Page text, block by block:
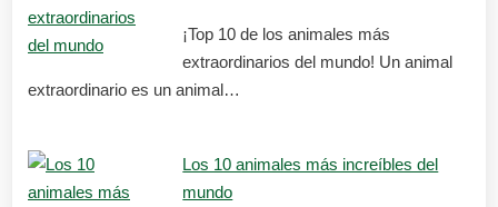
¡Top 10 de los animales más
extraordinarios del mundo! Un animal
extraordinario es un animal…
Los 10 animales más increíbles del
mundo